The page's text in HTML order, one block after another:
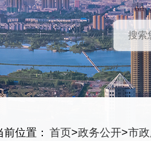
前位置： 首页>政务公开>市